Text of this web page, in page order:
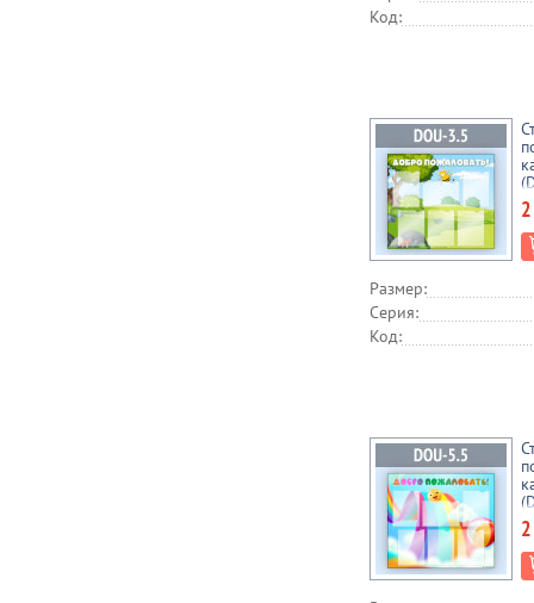
Код:
Размер:
Серия:
Код: